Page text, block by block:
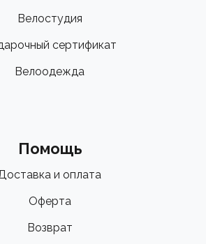
Велостудия
сертификат
Велоодежда
Помощь
и оплата
Оферта
Возврат